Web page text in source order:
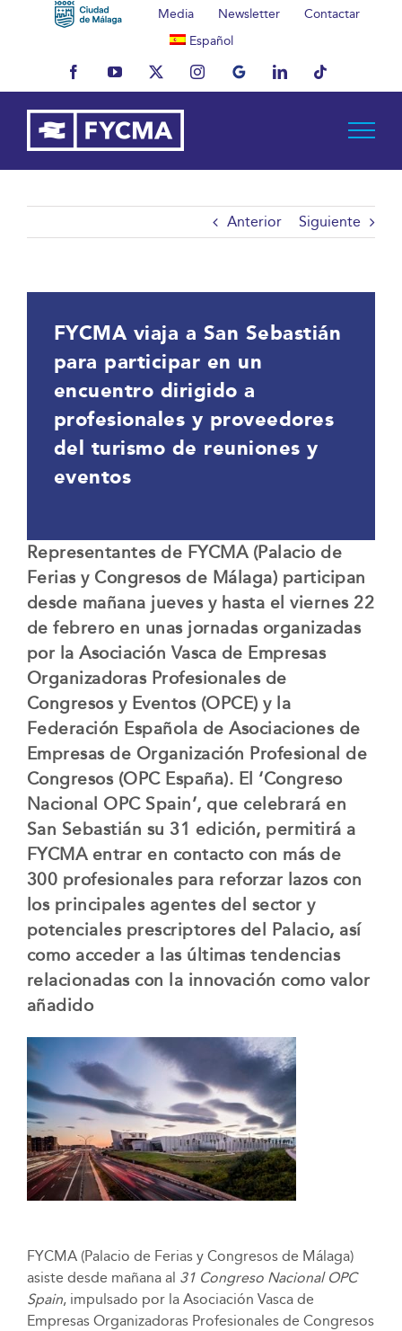
Media Newsletter
Contactar
Español
FacebookYouTubeX InstagramMyBusinessLinkedInTiktok
Anterior Siguiente
FYCMA viaja a San Sebastián
para participar en un
encuentro dirigido a
profesionales y proveedores
del turismo de reuniones y
eventos
Representantes de FYCMA (Palacio de
Ferias y Congresos de Málaga) participan
desde mañana jueves y hasta el viernes 22
de febrero en unas jornadas organizadas
por la Asociación Vasca de Empresas
Organizadoras Profesionales de
Congresos y Eventos (OPCE) y la
Federación Española de Asociaciones de
Empresas de Organización Profesional de
Congresos (OPC España). El ‘Congreso
Nacional OPC Spain’, que celebrará en
San Sebastián su 31 edición, permitirá a
FYCMA entrar en contacto con más de
300 profesionales para reforzar lazos con
los principales agentes del sector y
potenciales prescriptores del Palacio, así
como acceder a las últimas tendencias
relacionadas con la innovación como valor
añadido
FYCMA (Palacio de Ferias y Congresos de Málaga)
asiste desde mañana al 31 Congreso Nacional OPC
Spain, impulsado por la Asociación Vasca de
Empresas Organizadoras Profesionales de Congresos